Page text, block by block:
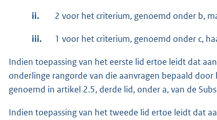
ii. 2 voor het criterium, genoemd onder b,
iii. 1 voor het criterium, genoemd onder c,
Indien toepassing van het eerste lid ertoe leidt dat
onderlinge rangorde van die aanvragen bepaald
genoemd in artikel 2.5, derde lid, onder a, van de
Indien toepassing van het tweede lid ertoe leidt dat